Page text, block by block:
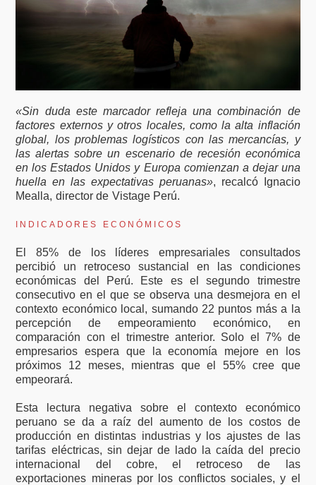
«Sin duda este marcador refleja una combinación de
factores externos y otros locales, como la alta inflación
global, los problemas logísticos con las mercancías, y
las alertas sobre un escenario de recesión económica
en los Estados Unidos y Europa comienzan a dejar una
huella en las expectativas peruanas», recalcó Ignacio
Mealla, director de Vistage Perú.
INDICADORES ECONÓMICOS
El 85% de los líderes empresariales consultados
percibió un retroceso sustancial en las condiciones
económicas del Perú. Este es el segundo trimestre
consecutivo en el que se observa una desmejora en el
contexto económico local, sumando 22 puntos más a la
percepción de empeoramiento económico, en
comparación con el trimestre anterior. Solo el 7% de
empresarios espera que la economía mejore en los
próximos 12 meses, mientras que el 55% cree que
empeorará.
Esta lectura negativa sobre el contexto económico
peruano se da a raíz del aumento de los costos de
producción en distintas industrias y los ajustes de las
tarifas eléctricas, sin dejar de lado la caída del precio
internacional del cobre, el retroceso de las
exportaciones mineras por los conflictos sociales, y el